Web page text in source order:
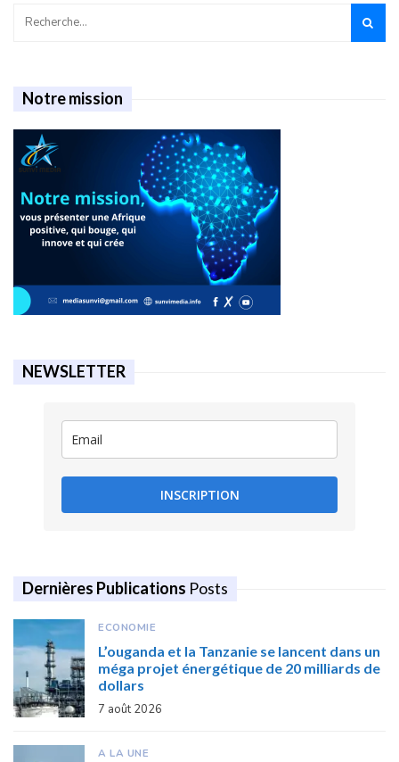
Notre mission
NEWSLETTER
INSCRIPTION
Dernières Publications Posts
ECONOMIE
L’ouganda et la Tanzanie se lancent dans un
méga projet énergétique de 20 milliards de
dollars
7 août 2026
A LA UNE